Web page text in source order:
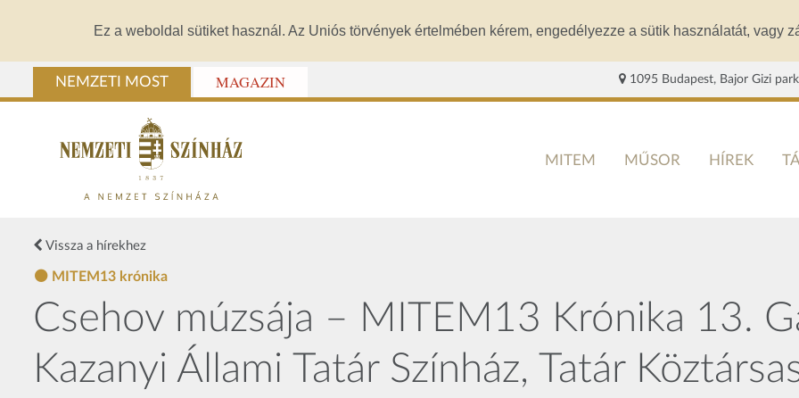
Ez a weboldal sütiket használ. Az Uniós törvények értelmében kérem, engedélyezze a sütik használatát, vagy
NEMZETI MOST MAGAZIN 1095 Budapest, Bajor Gizi
MITEM MŰSOR HÍREK
Vissza a hírekhez
MITEM13 krónika
Csehov múzsája – MITEM13 Krónika 13.
Kazanyi Állami Tatár Színház, Tatár